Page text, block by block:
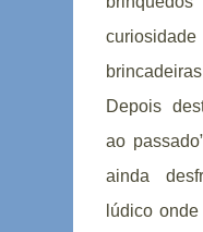
Depois
ao
ainda
lúdico